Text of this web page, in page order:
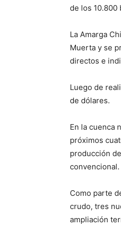
de los
La Amarga
Muerta y se
directos e
Luego de
de dólares.
En la cuenca
próximos
producción
convencional.
Como parte
crudo, tres
ampliación